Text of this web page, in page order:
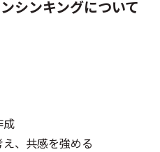
シンキングについて​
成
、共感を強める